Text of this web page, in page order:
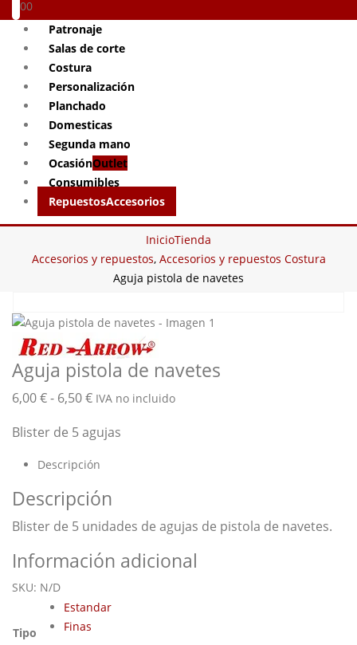
00
Patronaje
Salas de corte
Costura
Personalización
Planchado
Domesticas
Segunda mano
OcasiónOutlet
Consumibles
RepuestosAccesorios
InicioTienda
Accesorios y repuestos, Accesorios y repuestos Costura
Aguja pistola de navetes
Aguja pistola de navetes
6,00€- 6,50€Rango
precios:
desde
hasta
6,50 €
IVA no incluido
Blister de 5 agujas
Descripción
Descripción
Blister de 5 unidades de agujas de pistola de navetes.
Información adicional
SKU: N/D
Tipo
Estandar
Finas